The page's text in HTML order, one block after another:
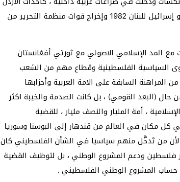
1970 والحرب الاهلية اللبنانية 1975 والتي امتدت لحين غزو إسرائيل للبنان 1982 وإخراج قوات منظمة التحرير من
كامب ديفيد 1978 والتي تزامنت مع المد الإسلامي الاصولي مع ثورتي أفغانستان
السياسية الفلسطينية وقطاع مهم من الشعب
المراهنة السابقة على الامة العربية وأحزابها
(البعد القومي) ، بل كانت الصدمة والخيبة اكثر
، أمة المليار والنصف مليار ، للقضية
كل مكان في العالم من قندهار إلى البوسنا وسوريا
لأن من تَدخَّل منهم سياسيا في الشأن الفلسطيني كان
فلسطين ودعم المشروع الوطني ، بل لتوظيف القضية
حساب المشروع الوطني الفلسطيني .